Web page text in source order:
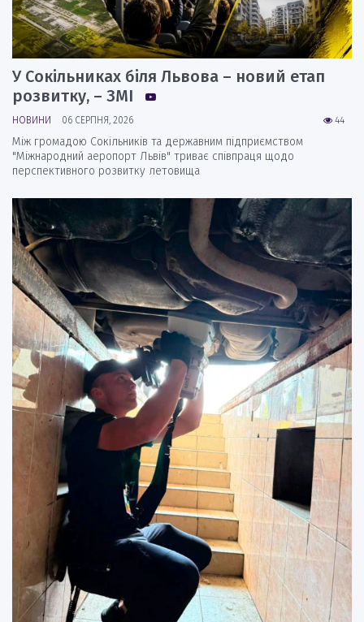
У Сокільниках біля Львова – новий етап
розвитку, – ЗМІ
44
НОВИНИ 06 СЕРПНЯ, 2026
Між громадою Сокільників та державним підприємством
"Міжнародний аеропорт Львів" триває співпраця щодо
перспективного розвитку летовища